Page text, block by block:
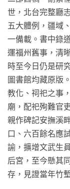
世，北台完整廳
五大體例，疆域
一備載。書中錄
運福州舊事，清
時至今日仍是研
圖書館均藏原版。
教化、祠祀之事
廟，配祀殉難官
親作碑記安撫溪
口、六百餘名應
諭，擴增文武生
后宮，至今懸其
存，見證當年竹